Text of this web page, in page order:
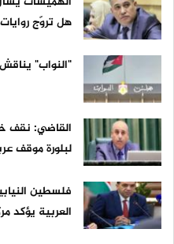
هل تروّج
"النواب"
القاضي: نقف
لبلورة موقف
فلسطين
العربية يؤكد